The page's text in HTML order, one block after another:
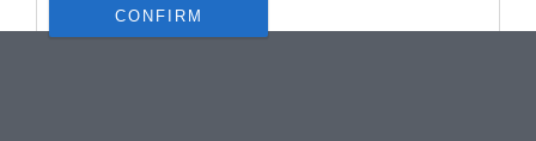
CONFIRM